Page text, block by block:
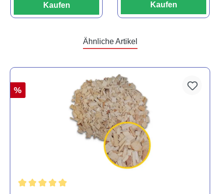
Kaufen Kaufen
Ähnliche Artikel
%